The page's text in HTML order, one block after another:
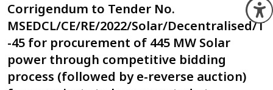
Corrigendum to Tender No.
MSEDCL/CE/RE/2022/Solar/Decentralised/T
-45 for procurement of 445 MW Solar
power through competitive bidding
process (followed by e-reverse auction)